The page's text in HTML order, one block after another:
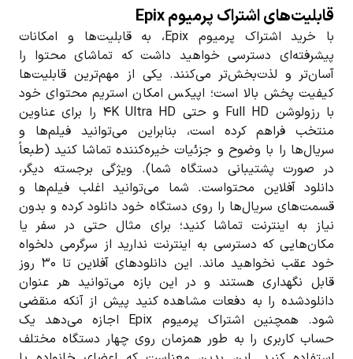
قابلیت‌های اشتراک پرمیوم Epix
با خرید اشتراک پرمیوم Epix، به قابلیت‌ها و امکانات
پیشرفته‌ای دسترسی خواهید داشت که تماشای محتوا را
آسان‌تر و لذت‌بخش‌تر می‌کنند. یکی از مهم‌ترین قابلیت‌ها
کیفیت پخش بالا است؛ اپیکس امکان استریم محتوای خود
با رزولوشن Full HD و حتی ۴K Ultra HD را برای عناوین
منتخب فراهم کرده است، بنابراین می‌توانید فیلم‌ها و
سریال‌ها را با وضوح و جزئیات خیره‌کننده تماشا کنید (طبعاً
در صورت پشتیبانی دستگاه شما). ویژگی برجسته دیگر،
دانلود آفلاین محتواست. شما می‌توانید اغلب فیلم‌ها و
قسمت‌های سریال‌ها را روی دستگاه خود دانلود کرده و بدون
نیاز به اینترنت تماشا کنید؛ برای مثال حتی در سفر یا
مکان‌هایی که دسترسی به اینترنت ندارید از سرگرمی دلخواه
خود عقب نخواهید ماند. این دانلودهای آفلاین تا ۳۰ روز
قابل نگهداری هستند و در این بازه می‌توانید هر عنوان
دانلودشده را به دفعات مشاهده کنید پیش از آنکه منقضی
شود. همچنین اشتراک پرمیوم Epix اجازه می‌دهد یک
حساب کاربری را به طور همزمان روی چهار دستگاه مختلف